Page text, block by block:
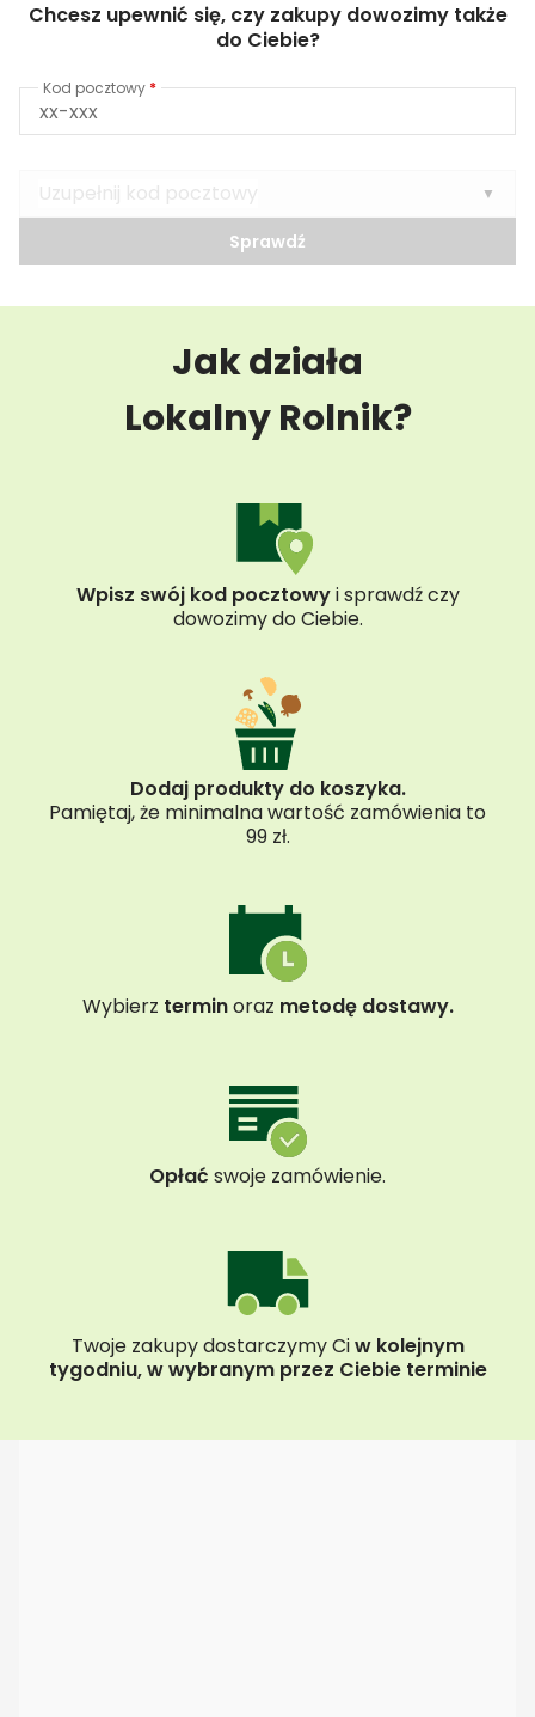
Chcesz upewnić się, czy zakupy dowozimy także
do Ciebie?
Kod pocztowy *
Uzupełnij kod pocztowy
Wybierz opcję ▼
Sprawdź
Jak działa
Lokalny Rolnik?
Wpisz swój kod pocztowyi sprawdź czy
dowozimy do Ciebie.
Dodaj produkty do koszyka.
Pamiętaj, że minimalna wartość zamówienia to
99 zł.
Wybierz terminoraz metodę dostawy.
Opłać swoje zamówienie.
Twoje zakupy dostarczymy Ciw kolejnym
tygodniu, w wybranym przez Ciebie terminie